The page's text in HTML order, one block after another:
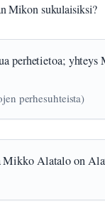
Mikon sukulaisiksi?
perhetietoa;
perhesuhteista)
Mikko Alatalo on